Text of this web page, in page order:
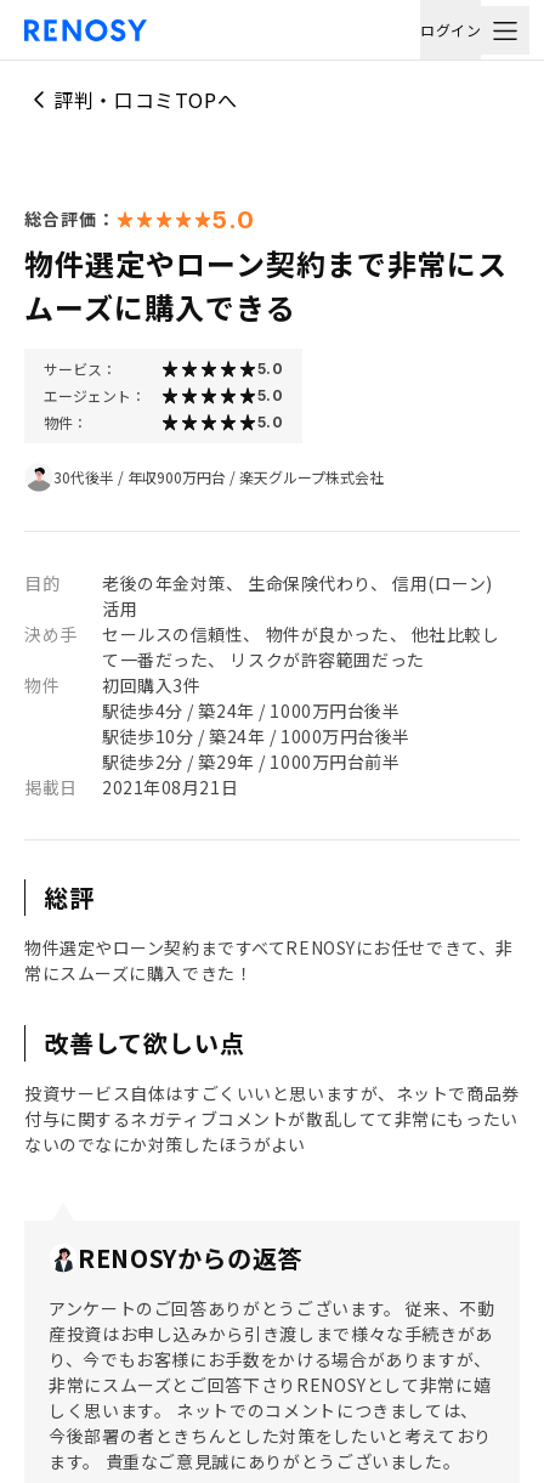
ログイン
評判・口コミTOPへ
総合評価： 5.0
物件選定やローン契約まで非常にス
ムーズに購入できる
サービス： 5.0
エージェント： 5.0
物件： 5.0
30代後半 / 年収900万円台 /楽天グループ株式会社
目的
老後の年金対策、 生命保険代わり、 信用(ローン)
活用
決め手
セールスの信頼性、 物件が良かった、 他社比較し
て一番だった、 リスクが許容範囲だった
物件
初回購入3件
駅徒歩4分 / 築24年 / 1000万円台後半
駅徒歩10分 / 築24年 / 1000万円台後半
駅徒歩2分 / 築29年 / 1000万円台前半
掲載日
2021年08月21日
総評
物件選定やローン契約まですべてRENOSYにお任せできて、非
常にスムーズに購入できた！
改善して欲しい点
投資サービス自体はすごくいいと思いますが、ネットで商品券
付与に関するネガティブコメントが散乱してて非常にもったい
ないのでなにか対策したほうがよい
RENOSYからの返答
アンケートのご回答ありがとうございます。 従来、不動
産投資はお申し込みから引き渡しまで様々な手続きがあ
り、今でもお客様にお手数をかける場合がありますが、
非常にスムーズとご回答下さりRENOSYとして非常に嬉
しく思います。 ネットでのコメントにつきましては、
今後部署の者ときちんとした対策をしたいと考えており
ます。 貴重なご意見誠にありがとうございました。